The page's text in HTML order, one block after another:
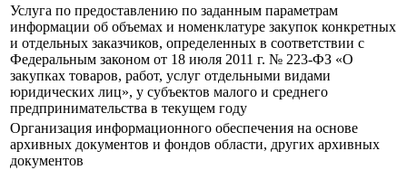
Услуга по предоставлению по заданным параметрам
информации об объемах и номенклатуре закупок конкретных
и отдельных заказчиков, определенных в соответствии с
Федеральным законом от 18 июля 2011 г. № 223-ФЗ «О
закупках товаров, работ, услуг отдельными видами
юридических лиц», у субъектов малого и среднего
предпринимательства в текущем году
Организация информационного обеспечения на основе
архивных документов и фондов области, других архивных
документов